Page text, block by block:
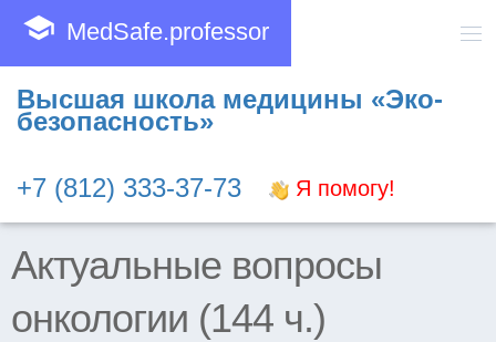
school MedSafe.professor
Высшая школа медицины «Эко-
безопасность»
+7 (812) 333-37-73 Я помогу!
Актуальные вопросы
онкологии (144 ч.)